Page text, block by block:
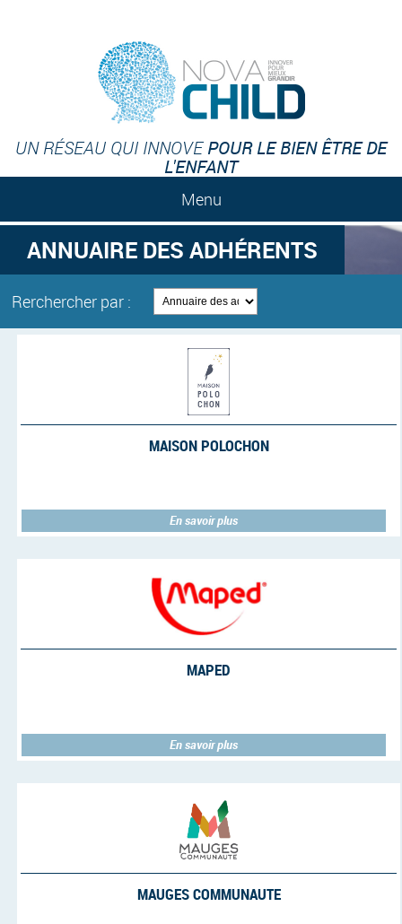
UN RÉSEAU QUI INNOVEPOUR LE BIEN ÊTRE DE
L'ENFANT
Menu
ANNUAIRE DES ADHÉRENTS
Rerchercher par :
MAISON POLOCHON
En savoir plus
MAPED
En savoir plus
MAUGES COMMUNAUTE